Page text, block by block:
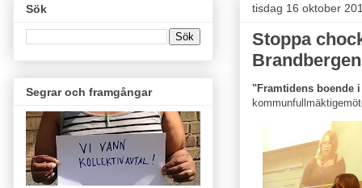
tisdag 16 oktober
Stoppa
"Framtidens boende
Sök
Segrar och framgångar